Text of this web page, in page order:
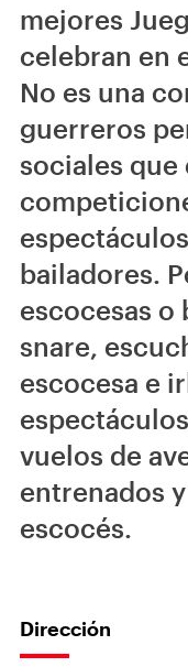
mejores
celebran en
No es una
guerreros
sociales
bailadores.
escocesas
snare,
escocesa e
vuelos de
entrenados
escocés.
Dirección